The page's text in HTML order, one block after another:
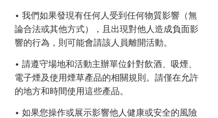
• 我們如果發現有任何人受到任何物質影響（無
論合法或其他方式），且出現對他人造成負面影
響的行為，則可能會請該人員離開活動。
• 請遵守場地和活動主辦單位針對飲酒、吸煙、
電子煙及使用煙草產品的相關規則。請僅在允許
的地方和時間使用這些產品。
• 如果您操作或展示影響他人健康或安全的風險